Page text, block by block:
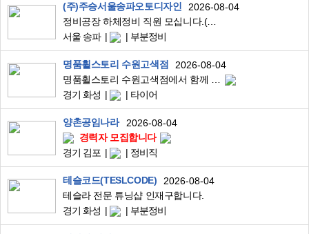
(주)주승서울송파오토디자인
2026-08-04
정비공장 하체정비 직원 모십니다.(주5일근무)
서울 송파
부분정비
명품휠스토리 수원고색점
2026-08-04
경기 화성
타이어
양촌공임나라
2026-08-04
경력자 모집합니다
경기 김포
정비직
테슬코드(TESLCODE)
2026-08-04
테슬라 전문 튜닝샵 인재구합니다.
경기 화성
부분정비